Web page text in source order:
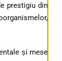
prestigiu din
și mese